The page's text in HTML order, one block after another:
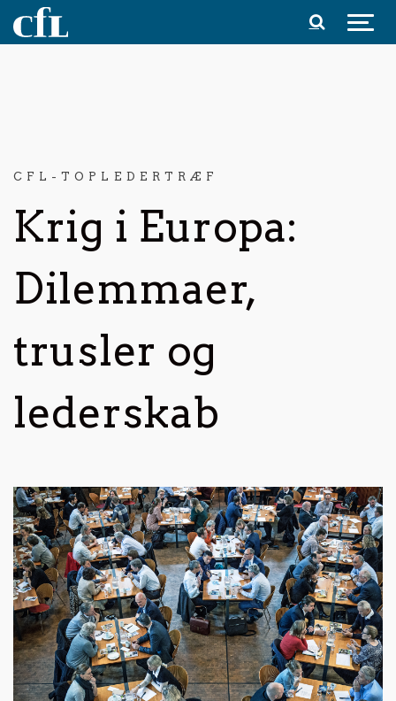
Spring til indhold
CFL-TOPLEDERTRÆF
Krig i Europa:
Dilemmaer,
trusler og
lederskab